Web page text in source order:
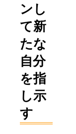
ンし
て新
たな
自分
を指
し示
す